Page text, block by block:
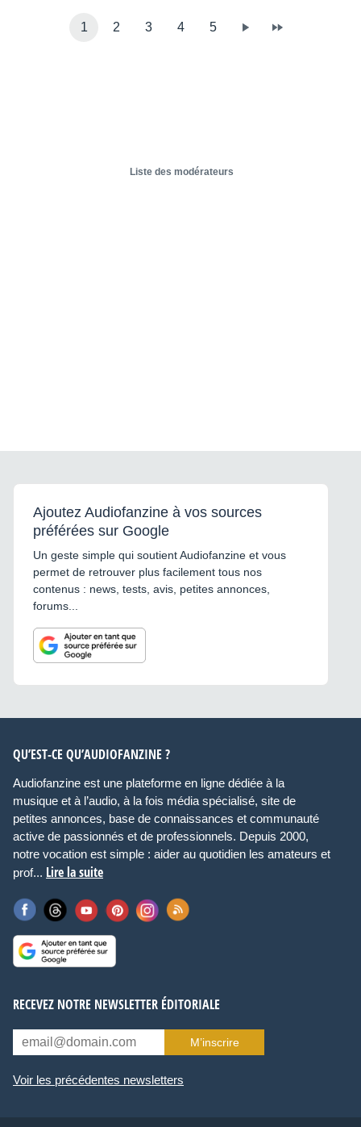
1 2 3 4 5
Liste des modérateurs
Ajoutez Audiofanzine à vos sources
préférées sur Google
Un geste simple qui soutient Audiofanzine et vous
permet de retrouver plus facilement tous nos
contenus : news, tests, avis, petites annonces,
forums...
QU’EST-CE QU’AUDIOFANZINE ?
Audiofanzine est une plateforme en ligne dédiée à la
musique et à l’audio, à la fois média spécialisé, site de
petites annonces, base de connaissances et communauté
active de passionnés et de professionnels. Depuis 2000,
notre vocation est simple : aider au quotidien les amateurs et
prof... Lire la suite
RECEVEZ NOTRE NEWSLETTER ÉDITORIALE
M’inscrire
Voir les précédentes newsletters